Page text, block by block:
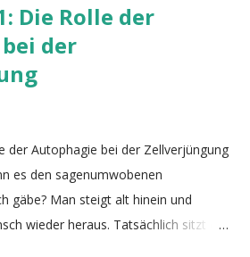
Die Rolle der
der
der Autophagie bei der Zellverjüngung
es den sagenumwobenen
gäbe? Man steigt alt hinein und
wieder heraus. Tatsächlich sitzt ein